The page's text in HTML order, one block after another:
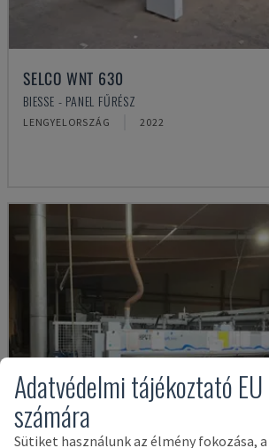
SELCO WNT 630
BIESSE - PANEL FŰRÉSZ
LENGYELORSZÁG 2022
Adatvédelmi tájékoztató
számára
Sütiket használunk az élmény fokozása,